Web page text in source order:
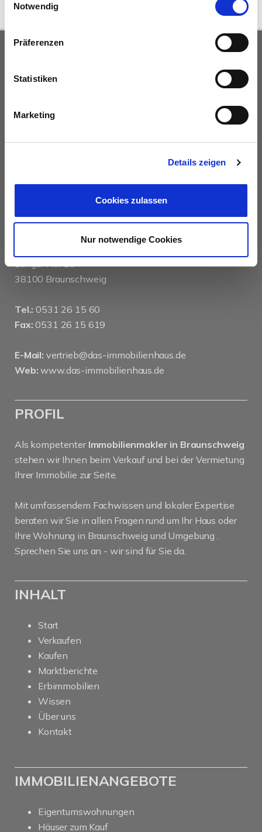
Notwendig
Präferenzen
Statistiken
Marketing
Details zeigen
Cookies zulassen
Nur notwendige Cookies
UNSERE PARTNER &
das immobilienhaus oberenzer & stöcker gmbh &
Langer Hof 2d
38100 Braunschweig
Tel.: 0531 26 15 60
Fax: 0531 26 15 619
E-Mail: vertrieb@das-immobilienhaus.de
Web: www.das-immobilienhaus.de
PROFIL
Als kompetenter Immobilienmakler in Braunschweig
stehen wir Ihnen beim Verkauf und bei der Vermietung
Ihrer Immobilie zur Seite.
Mit umfassendem Fachwissen und lokaler Expertise
beraten wir Sie in allen Fragen rund um Ihr Haus oder
Ihre Wohnung in Braunschweig und Umgebung .
Sprechen Sie uns an - wir sind für Sie da.
INHALT
Start
Verkaufen
Kaufen
Marktberichte
Erbimmobilien
Wissen
Über uns
Kontakt
IMMOBILIENANGEBOTE
Eigentumswohnungen
Häuser zum Kauf